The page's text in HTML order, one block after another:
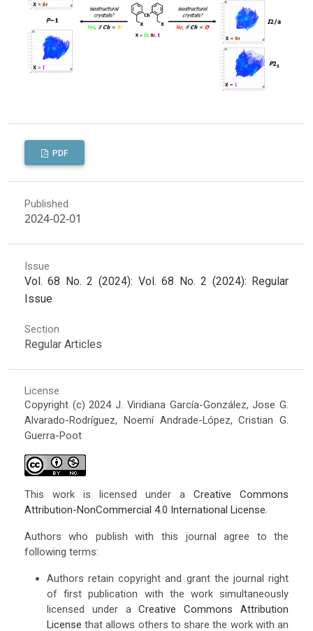
PDF
Published
2024-02-01
Issue
Vol. 68 No. 2 (2024): Vol. 68 No. 2 (2024): Regular
Issue
Section
Regular Articles
License
Copyright (c) 2024 J. Viridiana García-González, Jose G.
Alvarado-Rodríguez, Noemí Andrade-López, Cristian G.
Guerra-Poot
This work is licensed under aCreative Commons
Attribution-NonCommercial 4.0 International License.
Authors who publish with this journal agree to the
following terms:
Authors retain copyright and grant the journal right
of first publication with the work simultaneously
licensed under aCreative Commons Attribution
License that allows others to share the work with an